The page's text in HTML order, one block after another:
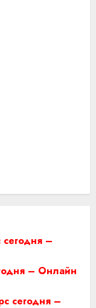
–
– Онлайн
сегодня –